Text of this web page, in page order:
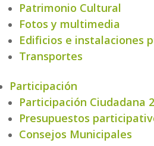
Patrimonio Cultural
Fotos y multimedia
Edificios e instalaciones
Transportes
Participación
Participación Ciudadana
Presupuestos
Consejos Municipales